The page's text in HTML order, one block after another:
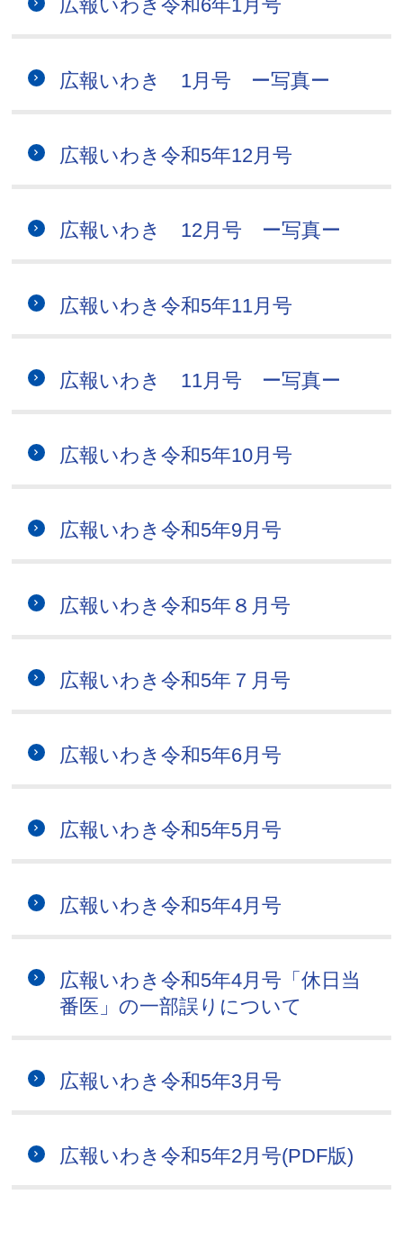
広報いわき令和6年1月号
広報いわき 1月号 ー写真ー
広報いわき令和5年12月号
広報いわき 12月号 ー写真ー
広報いわき令和5年11月号
広報いわき 11月号 ー写真ー
広報いわき令和5年10月号
広報いわき令和5年9月号
広報いわき令和5年８月号
広報いわき令和5年７月号
広報いわき令和5年6月号
広報いわき令和5年5月号
広報いわき令和5年4月号
広報いわき令和5年4月号「休日当
番医」の一部誤りについて
広報いわき令和5年3月号
広報いわき令和5年2月号(PDF版)